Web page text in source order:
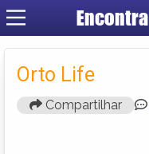
Encontra
Orto Life
Compartilhar